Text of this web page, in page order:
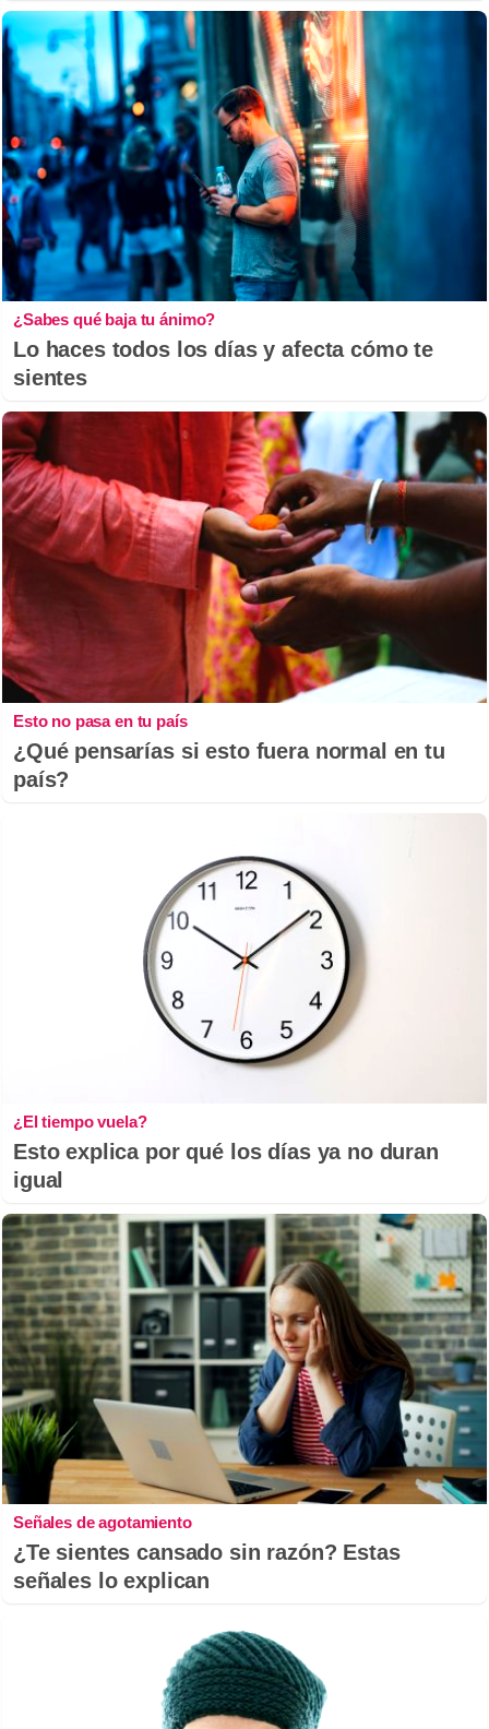
¿Sabes qué baja tu ánimo?
Lo haces todos los días y afecta cómo te
sientes
Esto no pasa en tu país
¿Qué pensarías si esto fuera normal en tu
país?
¿El tiempo vuela?
Esto explica por qué los días ya no duran
igual
Señales de agotamiento
¿Te sientes cansado sin razón? Estas
señales lo explican